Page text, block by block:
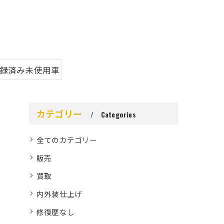
済み未使用車
カテゴリー Categories
全てのカテゴリー
販売
買取
内外装仕上げ
修復歴なし